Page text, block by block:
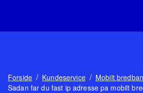
Forside / Kundeservice / Mobilt
Sadan far du fast ip adresse pa mobilt